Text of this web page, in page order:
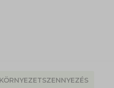
KÖRNYEZETSZENNYEZÉS